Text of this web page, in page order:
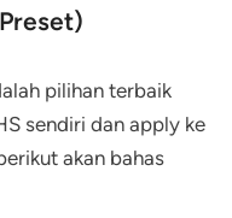
pilihan terbaik
sendiri dan apply ke
akan bahas